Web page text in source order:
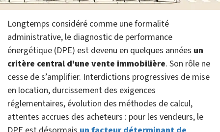
Longtemps considéré comme une formalité
administrative, le diagnostic de performance
énergétique (DPE) est devenu en quelques années un
critère central d'une vente immobilière. Son rôle ne
cesse de s’amplifier. Interdictions progressives de mise
en location, durcissement des exigences
réglementaires, évolution des méthodes de calcul,
attentes accrues des acheteurs : pour les vendeurs, le